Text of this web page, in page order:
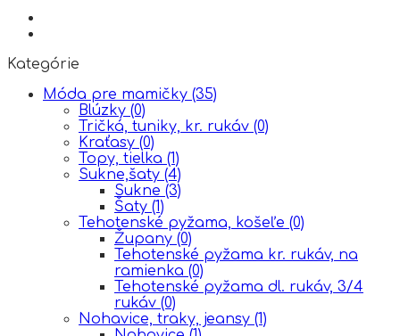
Kategórie
Móda pre mamičky (35)
Blúzky (0)
Tričká, tuniky, kr. rukáv (0)
Kraťasy (0)
Topy, tielka (1)
Sukne,šaty (4)
Sukne (3)
Šaty (1)
Tehotenské pyžama, košeľe (0)
Župany (0)
Tehotenské pyžama kr. rukáv, na
ramienka (0)
Tehotenské pyžama dl. rukáv, 3/4
rukáv (0)
Nohavice, traky, jeansy (1)